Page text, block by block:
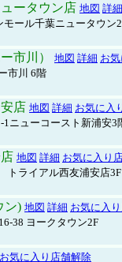
ータウン店 地図 詳細
ール千葉ニュータウン
市川） 地図 詳細 お
市川 6階
店 地図 詳細 お気に入
ニューコースト新浦安3
地図 詳細 お気に入り
ライアル西友浦安店3F
ン) 地図 詳細 お気に入
38 ヨークタウン2F
お気に入り店舗解除